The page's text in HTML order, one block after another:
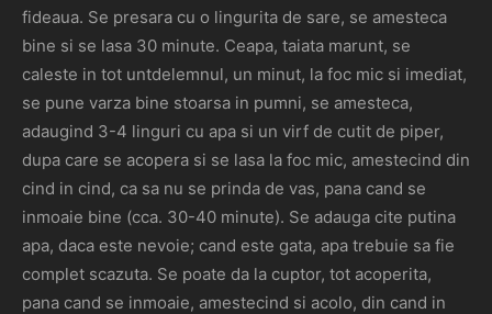
fideaua. Se presara cu o lingurita de sare, se amesteca
bine si se lasa 30 minute. Ceapa, taiata marunt, se
caleste in tot untdelemnul, un minut, la foc mic si imediat,
se pune varza bine stoarsa in pumni, se amesteca,
adaugind 3-4 linguri cu apa si un virf de cutit de piper,
dupa care se acopera si se lasa la foc mic, amestecind din
cind in cind, ca sa nu se prinda de vas, pana cand se
inmoaie bine (cca. 30-40 minute). Se adauga cite putina
apa, daca este nevoie; cand este gata, apa trebuie sa fie
complet scazuta. Se poate da la cuptor, tot acoperita,
pana cand se inmoaie, amestecind si acolo, din cand in